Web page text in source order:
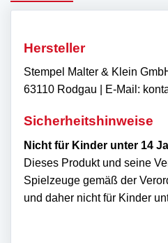
Hersteller
Stempel Malter & Klein
63110 Rodgau | E-Mail:
Sicherheitshinweise
Nicht für Kinder unter 14
Dieses Produkt und seine
Spielzeuge gemäß der
und daher nicht für Kinder